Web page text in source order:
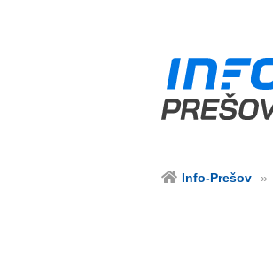
Info-Prešov